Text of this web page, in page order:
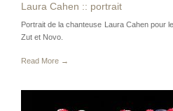
Laura Cahen :: portrait
Portrait de la chanteuse Laura Cahen pour
Zut et Novo.
Read More →